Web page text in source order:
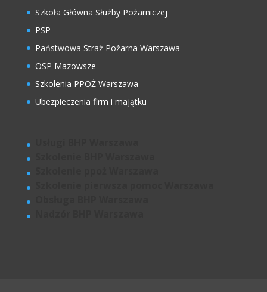
Szkoła Główna Służby Pożarniczej
PSP
Państwowa Straż Pożarna Warszawa
OSP Mazowsze
Szkolenia PPOŻ Warszawa
Ubezpieczenia firm i majątku